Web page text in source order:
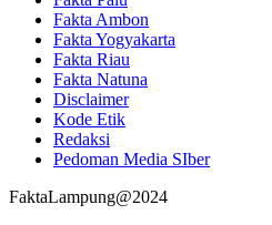
Fakta Ambon
Fakta Yogyakarta
Fakta Riau
Fakta Natuna
Disclaimer
Kode Etik
Redaksi
Pedoman Media SIber
FaktaLampung@2024